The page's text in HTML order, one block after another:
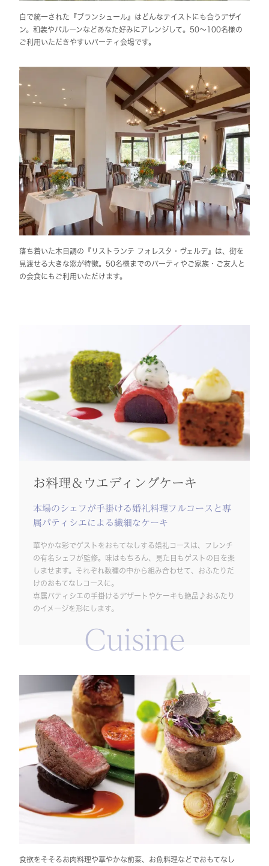
白で統一された『ブランシュール』はどんなテイストにも合うデザイ
ン。和装やバルーンなどあなた好みにアレンジして。50～100名様の
ご利用いただきやすいパーティ会場です。
落ち着いた木目調の『リストランテ フォレスタ・ヴェルデ』は、街を
見渡せる大きな窓が特徴。50名様までのパーティやご家族・ご友人と
の会食にもご利用いただけます。
お料理＆ウエディングケーキ
本場のシェフが手掛ける婚礼料理フルコースと専
属パティシエによる繊細なケーキ
華やかな彩でゲストをおもてなしする婚礼コースは、フレンチ
の有名シェフが監修。味はもちろん、見た目もゲストの目を楽
しませます。それぞれ数種の中から組み合わせて、おふたりだ
けのおもてなしコースに。
専属パティシエの手掛けるデザートやケーキも絶品♪おふたり
のイメージを形にします。
Cuisine
食欲をそそるお肉料理や華やかな前菜、お魚料理などでおもてなし